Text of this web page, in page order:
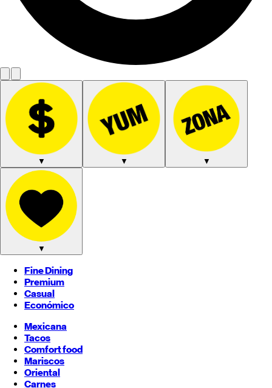
▼ ▼ ▼
▼
Fine Dining
Premium
Casual
Económico
Mexicana
Tacos
Comfort food
Mariscos
Oriental
Carnes